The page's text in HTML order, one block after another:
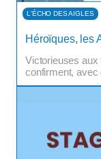
consécutive, les
Handball se
Victorieuses aux
confirment, avec
remarquable
L'ÉCHO DES AIGLES